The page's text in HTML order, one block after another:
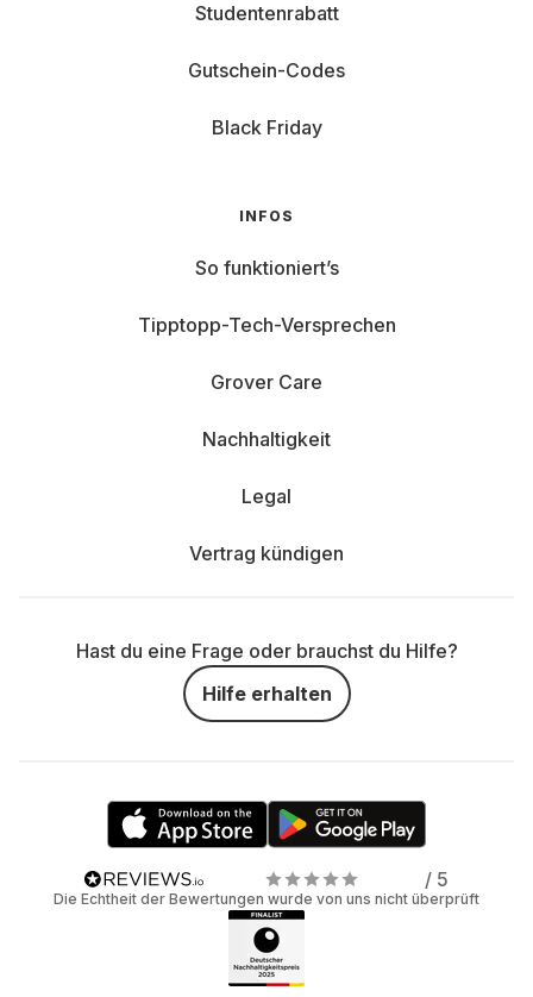
Studentenrabatt
Gutschein-Codes
Black Friday
INFOS
So funktioniert’s
Tipptopp-Tech-Versprechen
Grover Care
Nachhaltigkeit
Legal
Vertrag kündigen
Hast du eine Frage oder brauchst du Hilfe?
Hilfe erhalten
/ 5
Die Echtheit der Bewertungen wurde von uns nicht überprüft